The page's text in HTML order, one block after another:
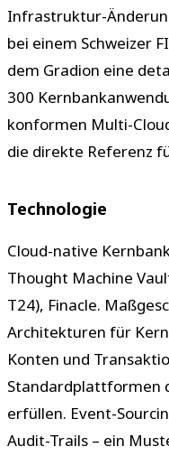
Infrastruktur-
bei einem Schweizer
dem Gradion eine
300
konformen Multi-
die direkte Referenz
Technologie
Cloud-native
Thought Machine
T24), Finacle.
Architekturen für
Konten und
Standardplattformen
erfüllen. Event-
Audit-Trails – ein